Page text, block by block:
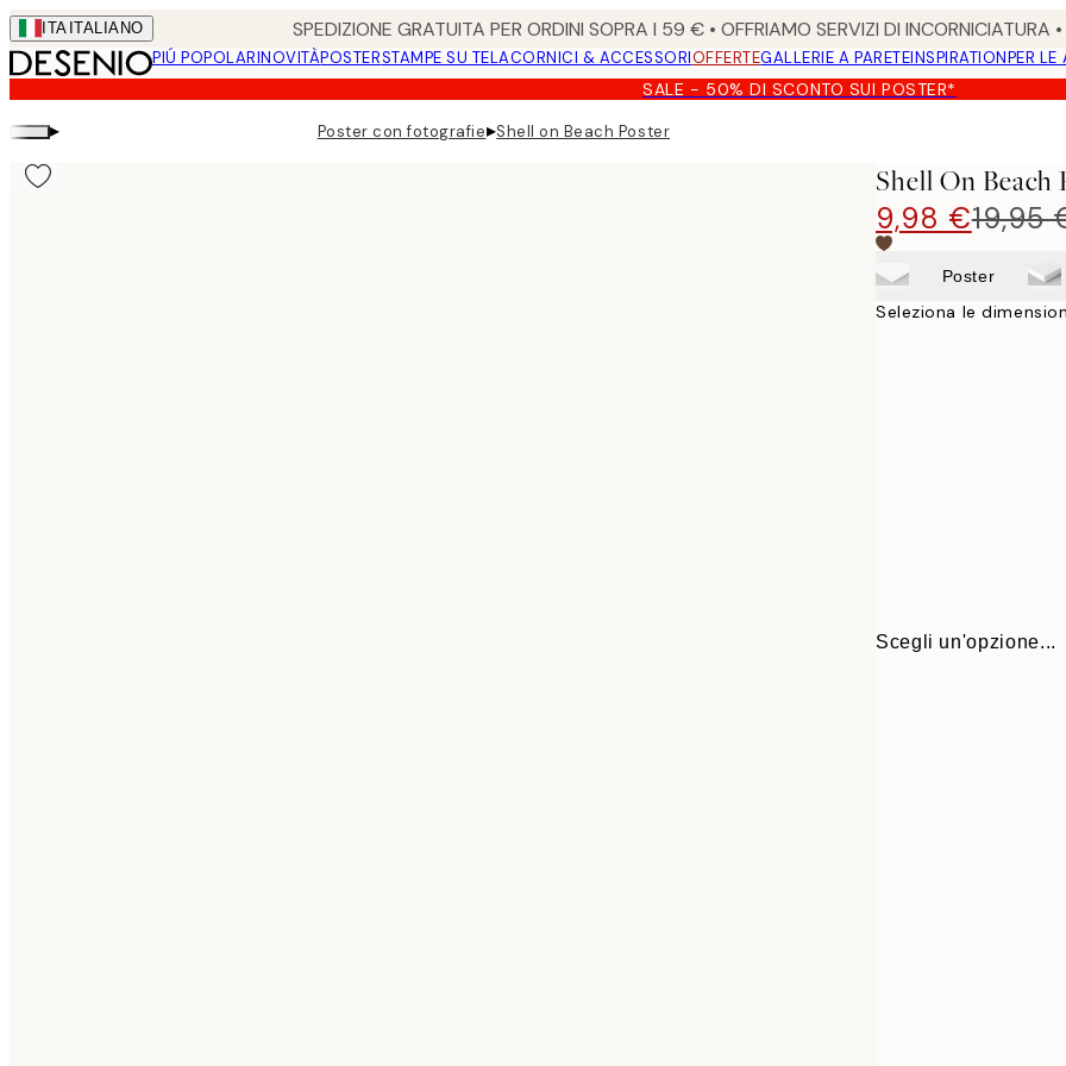
Skip
to
main
content.
ITA ITALIANO SPEDIZIONE GRATUITA PER ORDINI SOPRA I 59 € • OFFRIAMO SERVIZI DI
PIÚ POPOLARINOVITÀPOSTERSTAMPE SU TELACORNICI & ACCESSORIOFFERTEGALLERIE A PARETEINSPIRATIONPER LE
SALE - 50% DI SCONTO SUI POSTER*
▸ Poster con fotografie▸Shell on Beach Poster
Shell On Beach
9,98 €19,95
Poster
Seleziona le
Scegli un'opzione...